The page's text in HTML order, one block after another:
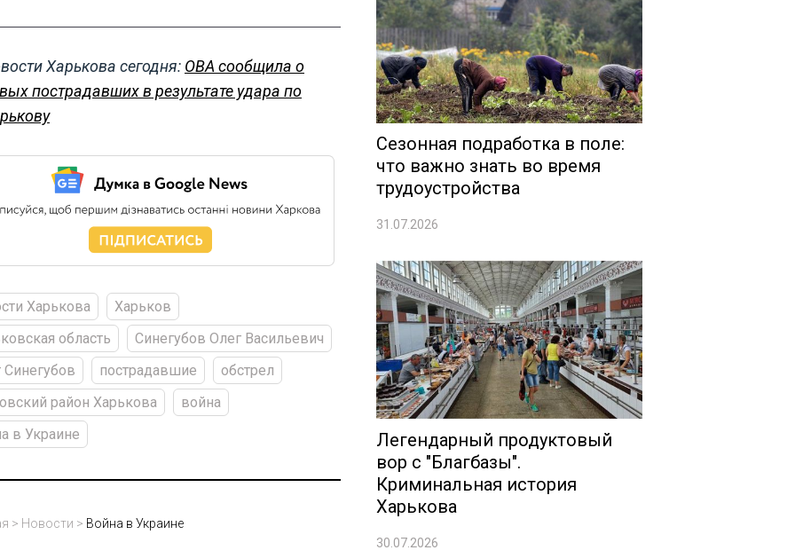
Харькова сегодня: ОВА сообщила о
пострадавших в результате удара по
Харькова
Харьков
область
Синегубов Олег Васильевич
Синегубов
пострадавшие
обстрел
район Харькова
война
в Украине
> Новости > Война в Украине
Сезонная подработка в поле:
что важно знать во время
трудоустройства
31.07.2026
Легендарный продуктовый
вор с "Благбазы".
Криминальная история
Харькова
30.07.2026